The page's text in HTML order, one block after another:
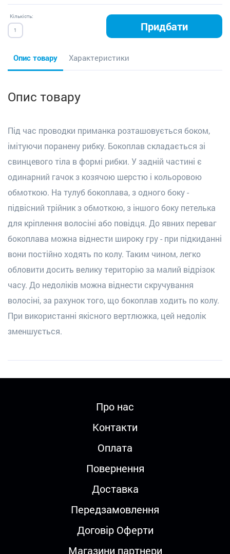
Кількість:
Придбати
Опис товару Характеристики
Опис товару
Під час проводки приманка розташовується боком,
імітуючи поранену рибку. Бокоплав складається зі
свинцевого тіла в формі рибки. У задній частині є
одинарний гачок з козячою шерстю і кольоровою
обмоткою. На тулуб бокоплава, з одного боку -
підвісний трійник з обмоткою, з іншого боку петелька
для кріплення волосіні або повідця. До явних переваг
бокоплава можна віднести широку гру - при підкиданні
вони постійно ходять по колу. Таким чином, легко
обловити досить велику територію за малий відрізок
часу. До недоліків можна віднести скручування
волосіні, за рахунок того, що бокоплав ходить по колу.
При використанні якісного вертлюжка, цей недолік
зменшується.
Про нас
Контакти
Оплата
Повернення
Доставка
Передзамовлення
Договір Оферти
Магазини партнери